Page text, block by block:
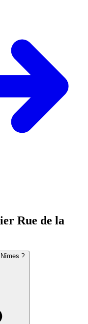
Rue de la
?